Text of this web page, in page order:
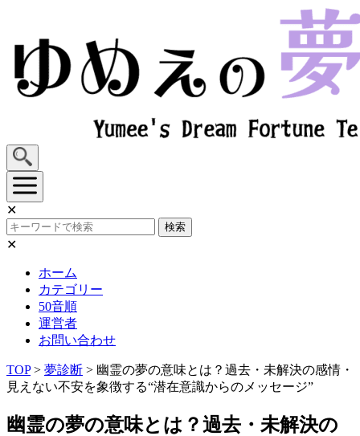
content
✕
検索
✕
ホーム
カテゴリー
50音順
運営者
お問い合わせ
TOP> 夢診断 > 幽霊の夢の意味とは？過去・未解決の感情・
見えない不安を象徴する“潜在意識からのメッセージ”
幽霊の夢の意味とは？過去・未解決の